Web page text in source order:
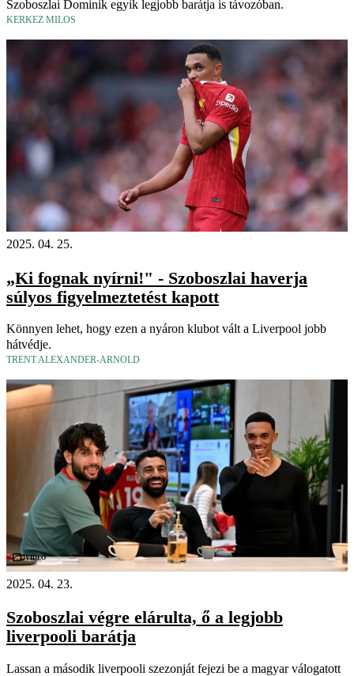
Szoboszlai Dominik egyik legjobb barátja is távozóban.
KERKEZ MILOS
2025. 04. 25.
„Ki fognak nyírni!" - Szoboszlai haverja
súlyos figyelmeztetést kapott
Könnyen lehet, hogy ezen a nyáron klubot vált a Liverpool jobb
hátvédje.
TRENT ALEXANDER-ARNOLD
Videó
2025. 04. 23.
Szoboszlai végre elárulta, ő a legjobb
liverpooli barátja
Lassan a második liverpooli szezonját fejezi be a magyar válogatott